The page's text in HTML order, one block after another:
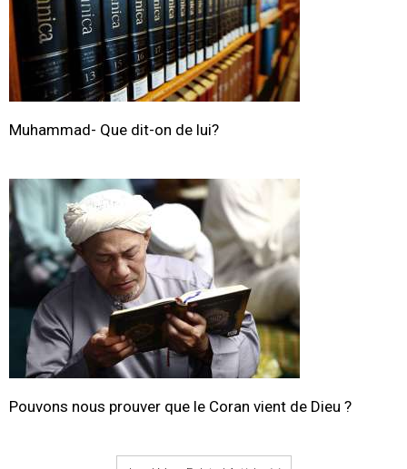
Muhammad- Que dit-on de lui?
Pouvons nous prouver que le Coran vient de Dieu ?